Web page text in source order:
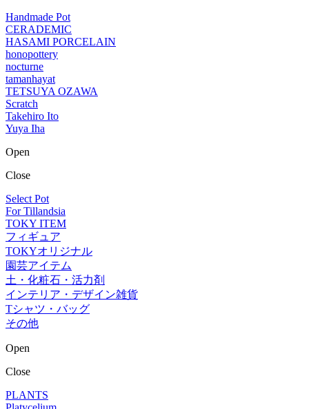
Handmade Pot
CERADEMIC
HASAMI PORCELAIN
honopottery
nocturne
tamanhayat
TETSUYA OZAWA
Scratch
Takehiro Ito
Yuya Iha
Open
Close
Select Pot
For Tillandsia
TOKY ITEM
フィギュア
TOKYオリジナル
園芸アイテム
土・化粧石・活力剤
インテリア・デザイン雑貨
Tシャツ・バッグ
その他
Open
Close
PLANTS